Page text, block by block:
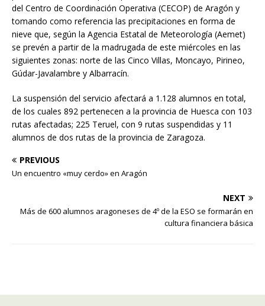
del Centro de Coordinación Operativa (CECOP) de Aragón y
tomando como referencia las precipitaciones en forma de
nieve que, según la Agencia Estatal de Meteorología (Aemet)
se prevén a partir de la madrugada de este miércoles en las
siguientes zonas: norte de las Cinco Villas, Moncayo, Pirineo,
Gúdar-Javalambre y Albarracín.
La suspensión del servicio afectará a 1.128 alumnos en total,
de los cuales 892 pertenecen a la provincia de Huesca con 103
rutas afectadas; 225 Teruel, con 9 rutas suspendidas y 11
alumnos de dos rutas de la provincia de Zaragoza.
PREVIOUS
Un encuentro «muy cerdo» en Aragón
NEXT
Más de 600 alumnos aragoneses de 4º de la ESO se formarán en
cultura financiera básica